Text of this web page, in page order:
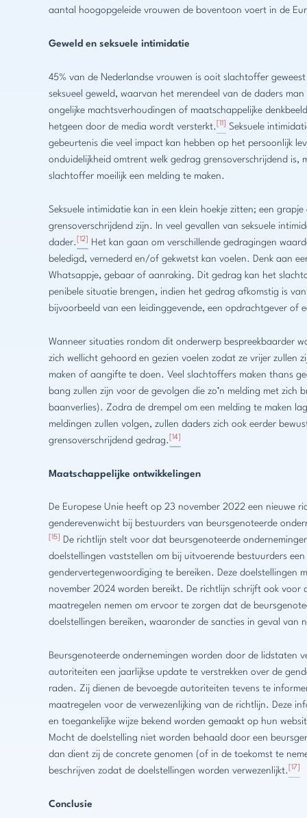
aantal hoogopgeleide vrouwen de boventoon voert in de
Geweld en seksuele intimidatie
45% van de Nederlandse vrouwen is ooit slachtoffer
seksueel geweld, waarvan het merendeel van de daders man
ongelijke machtsverhoudingen of maatschappelijke
hetgeen door de media wordt versterkt. [11]
Seksuele
gebeurtenis die veel impact kan hebben op het persoonlijk
onduidelijkheid omtrent welk gedrag grensoverschrijdend is,
slachtoffer moeilijk een melding te maken.
Seksuele intimidatie kan in een klein hoekje zitten; een
grensoverschrijdend zijn. In veel gevallen van seksuele
dader. [12]
Het kan gaan om verschillende gedragingen
beledigd, vernederd en/of gekwetst kan voelen. Denk aan
Whatsappje, gebaar of aanraking. Dit gedrag kan het
penibele situatie brengen, indien het gedrag afkomstig is
bijvoorbeeld van een leidinggevende, een opdrachtgever of
Wanneer situaties rondom dit onderwerp bespreekbaarder
zich wellicht gehoord en gezien voelen zodat ze vrijer zullen
maken of aangifte te doen. Veel slachtoffers maken thans
bang zullen zijn voor de gevolgen die zo’n melding met zich
baanverlies). Zodra de drempel om een melding te maken
meldingen zullen volgen, zullen daders zich ook eerder
grensoverschrijdend gedrag. [14]
Maatschappelijke ontwikkelingen
De Europese Unie heeft op 23 november 2022 een nieuwe
genderevenwicht bij bestuurders van beursgenoteerde
[15]
De richtlijn stelt voor dat beursgenoteerde
doelstellingen vaststellen om bij uitvoerende bestuurders
gendervertegenwoordiging te bereiken. Deze doelstellingen
november 2024 worden bereikt. De richtlijn schrijft ook voor
maatregelen nemen om ervoor te zorgen dat de
doelstellingen bereiken, waaronder de sancties in geval van
Beursgenoteerde ondernemingen worden door de lidstaten
autoriteiten een jaarlijkse update te verstrekken over de
raden. Zij dienen de bevoegde autoriteiten tevens te
maatregelen voor de verwezenlijking van de richtlijn. Deze
en toegankelijke wijze bekend worden gemaakt op hun
Mocht de doelstelling niet worden behaald door een
dan dient zij de concrete genomen (of in de toekomst te
beschrijven zodat de doelstellingen worden verwezenlijkt. [17]
Conclusie